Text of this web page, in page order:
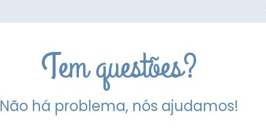
Tem questões?
Não há problema, nós ajudamos!